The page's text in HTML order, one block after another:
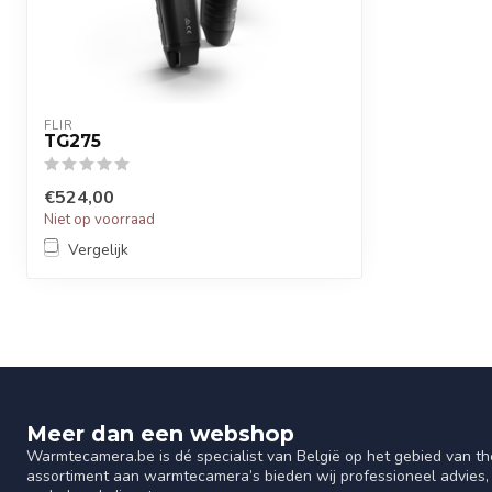
FLIR
TG275
€524,00
Niet op voorraad
Vergelijk
Meer dan een webshop
Warmtecamera.be is dé specialist van België op het gebied van
assortiment aan warmtecamera’s bieden wij professioneel